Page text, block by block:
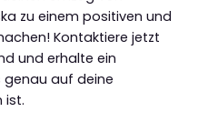
zu einem positiven und
Kontaktiere jetzt
und erhalte ein
auf deine
ist.